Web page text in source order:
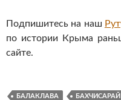
Подпишитесь на наш
по истории Крыма
сайте.
БАЛАКЛАВА БАХЧИСАРАЙ